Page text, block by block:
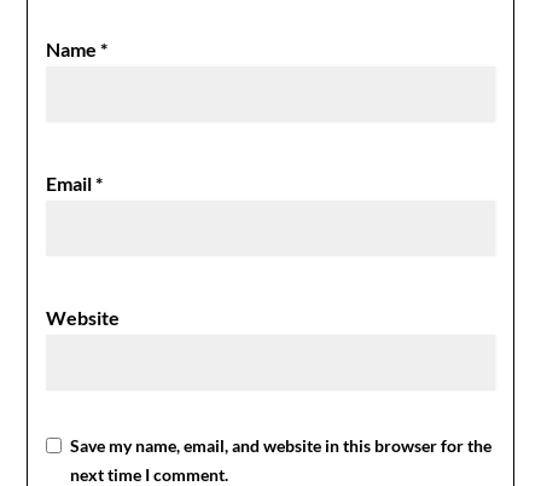
Name*
Email*
Website
Save my name, email, and website in this browser for the
next time I comment.